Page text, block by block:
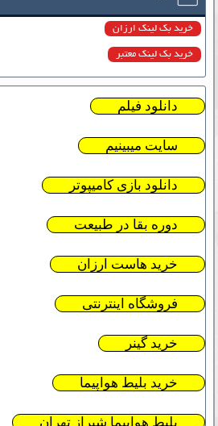
خرید بک لینک ارزان
خرید بک لینک معتبر
دانلود فیلم
سایت میبینیم
دانلود بازی کامیپوتر
دوره بقا در طبیعت
خرید هاست ارزان
فروشگاه اینترنتی
خرید گینر
خرید بلیط هواپیما
بلیط هواپیما شیراز تهران